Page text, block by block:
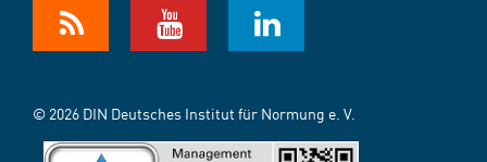
© 2026 DIN Deutsches Institut für Normung e. V.